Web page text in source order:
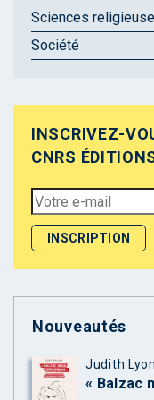
Sciences
Société
INSCRIVEZ-
CNRS
Nouveautés
Judith
« Balzac